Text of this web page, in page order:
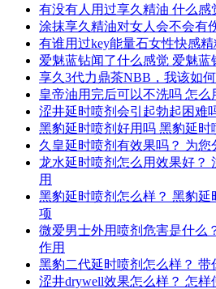
有没有人用过享久精油 什么感
涂抹享久精油对女人会不会有
有谁用过key能量石女性快感精
爱魅蓝钻闻了什么感觉 爱魅蓝
享久3代力鼎茶NBB，我该如
皇帝油用完后可以不洗吗 怎么
涩井延时喷剂会引起勃起困难
黑豹延时喷剂好用吗 黑豹延时
久皇延时喷剂有效果吗？ 为您
龙水延时喷剂怎么用效果好？
用
黑豹延时喷剂怎么样？ 黑豹
项
微爱男士外用喷剂危害是什么
作用
黑豹二代延时喷剂怎么样？ 带
涩井drywell效果怎么样？ 怎